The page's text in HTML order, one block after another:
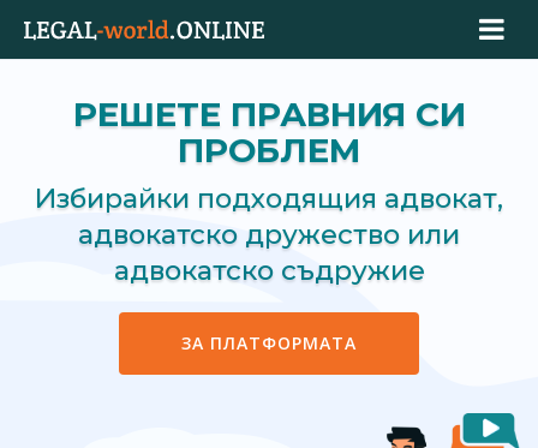
РЕШЕТЕ ПРАВНИЯ СИ
ПРОБЛЕМ
Избирайки подходящия адвокат,
адвокатско дружество или
адвокатско съдружие
ЗА ПЛАТФОРМАТА